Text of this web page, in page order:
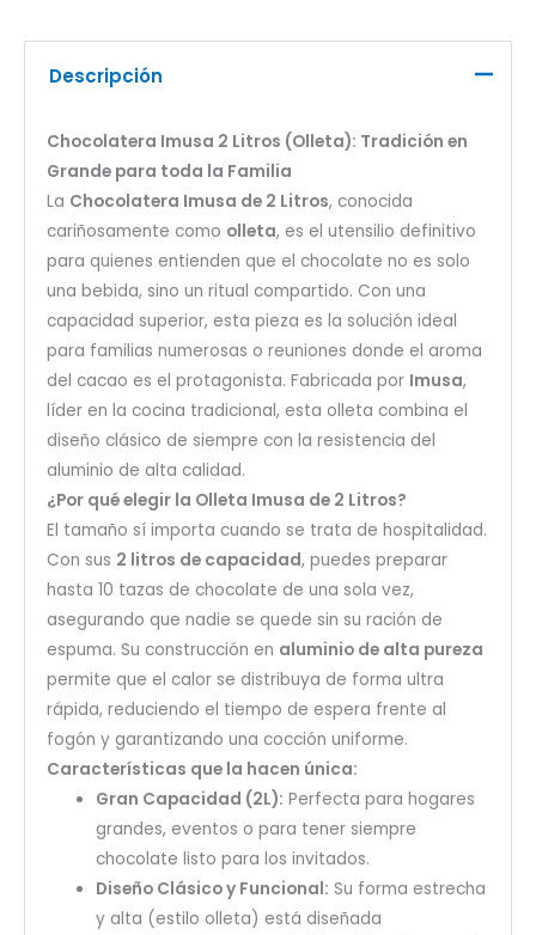
Descripción
Chocolatera Imusa 2 Litros (Olleta): Tradición en
Grande para toda la Familia
La Chocolatera Imusa de 2 Litros, conocida
cariñosamente como olleta, es el utensilio definitivo
para quienes entienden que el chocolate no es solo
una bebida, sino un ritual compartido. Con una
capacidad superior, esta pieza es la solución ideal
para familias numerosas o reuniones donde el aroma
del cacao es el protagonista. Fabricada por Imusa,
líder en la cocina tradicional, esta olleta combina el
diseño clásico de siempre con la resistencia del
aluminio de alta calidad.
¿Por qué elegir la Olleta Imusa de 2 Litros?
El tamaño sí importa cuando se trata de hospitalidad.
Con sus 2 litros de capacidad, puedes preparar
hasta 10 tazas de chocolate de una sola vez,
asegurando que nadie se quede sin su ración de
espuma. Su construcción en aluminio de alta pureza
permite que el calor se distribuya de forma ultra
rápida, reduciendo el tiempo de espera frente al
fogón y garantizando una cocción uniforme.
Características que la hacen única:
Gran Capacidad (2L): Perfecta para hogares
grandes, eventos o para tener siempre
chocolate listo para los invitados.
Diseño Clásico y Funcional: Su forma estrecha
y alta (estilo olleta) está diseñada